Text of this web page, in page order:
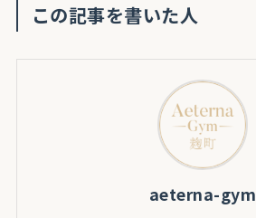
この記事を書いた人
aeterna-gym